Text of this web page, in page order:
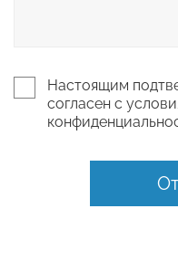
Настоящим
согласен с